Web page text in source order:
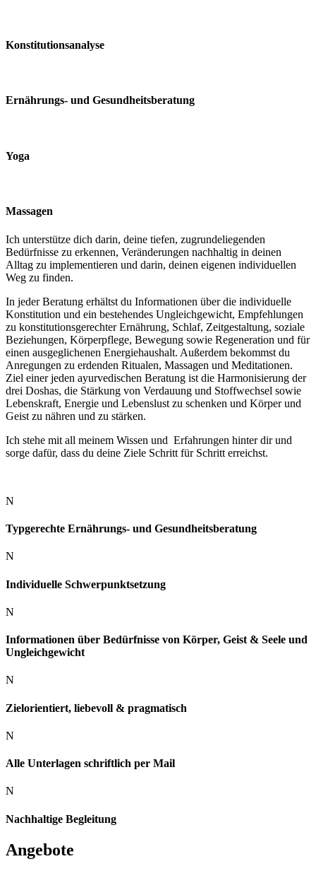
Konstitutionsanalyse
Ernährungs- und Gesundheitsberatung
Yoga
Massagen
Ich unterstütze dich darin, deine tiefen, zugrundeliegenden
Bedürfnisse zu erkennen, Veränderungen nachhaltig in deinen
Alltag zu implementieren und darin, deinen eigenen individuellen
Weg zu finden.
In jeder Beratung erhältst du Informationen über die individuelle
Konstitution und ein bestehendes Ungleichgewicht, Empfehlungen
zu konstitutionsgerechter Ernährung, Schlaf, Zeitgestaltung, soziale
Beziehungen, Körperpflege, Bewegung sowie Regeneration und für
einen ausgeglichenen Energiehaushalt. Außerdem bekommst du
Anregungen zu erdenden Ritualen, Massagen und Meditationen.
Ziel einer jeden ayurvedischen Beratung ist die Harmonisierung der
drei Doshas, die Stärkung von Verdauung und Stoffwechsel sowie
Lebenskraft, Energie und Lebenslust zu schenken und Körper und
Geist zu nähren und zu stärken.
Ich stehe mit all meinem Wissen und Erfahrungen hinter dir und
sorge dafür, dass du deine Ziele Schritt für Schritt erreichst.
N
Typgerechte Ernährungs- und Gesundheitsberatung
N
Individuelle Schwerpunktsetzung
N
Informationen über Bedürfnisse von Körper, Geist & Seele und
Ungleichgewicht
N
Zielorientiert, liebevoll & pragmatisch
N
Alle Unterlagen schriftlich per Mail
N
Nachhaltige Begleitung
Angebote